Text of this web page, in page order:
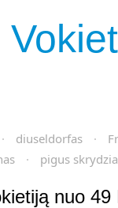
· diuseldorfas ·
· pigus
nuo 49